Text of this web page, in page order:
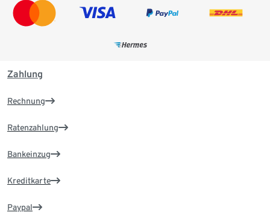
Zahlung
Rechnung
Ratenzahlung
Bankeinzug
Kreditkarte
Paypal